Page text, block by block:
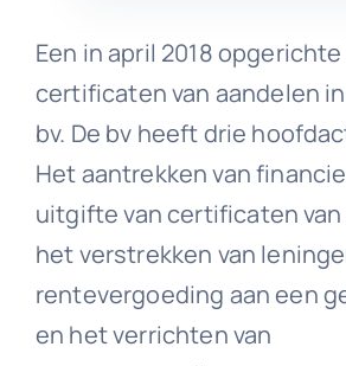
Een in april 2018
certificaten van aandelen
bv. De bv heeft drie
Het aantrekken van
uitgifte van certificaten van
het verstrekken van
rentevergoeding aan een
en het verrichten van